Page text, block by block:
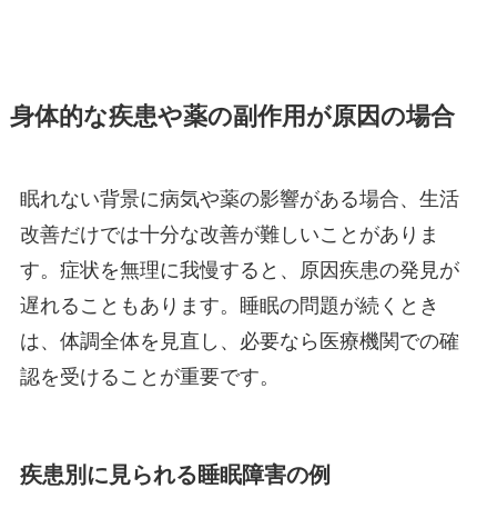
身体的な疾患や薬の副作用が原因の場合
眠れない背景に病気や薬の影響がある場合、生活
改善だけでは十分な改善が難しいことがありま
す。症状を無理に我慢すると、原因疾患の発見が
遅れることもあります。睡眠の問題が続くとき
は、体調全体を見直し、必要なら医療機関での確
認を受けることが重要です。
疾患別に見られる睡眠障害の例